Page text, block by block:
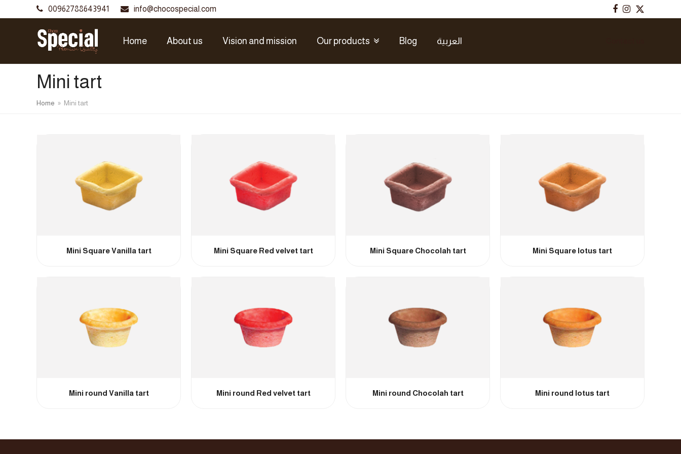
00962788643941 info@chocospecial.com Facebook
Instagram
Twitter
Home About us Vision and mission Our products Blog العربية
Mini tart
Home » Mini tart
Mini Square Vanilla tart Mini Square Red velvet tart Mini Square Chocolah tart Mini Square lotus tart
Mini round Vanilla tart Mini round Red velvet tart Mini round Chocolah tart Mini round lotus tart